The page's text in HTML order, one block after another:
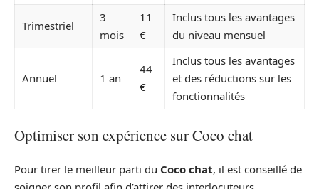
Trimestriel
3
mois
11
€
Inclus tous les avantages
du niveau mensuel
Annuel 1 an
44
€
Inclus tous les avantages
et des réductions sur les
fonctionnalités
Optimiser son expérience sur Coco chat
Pour tirer le meilleur parti du Coco chat, il est conseillé de